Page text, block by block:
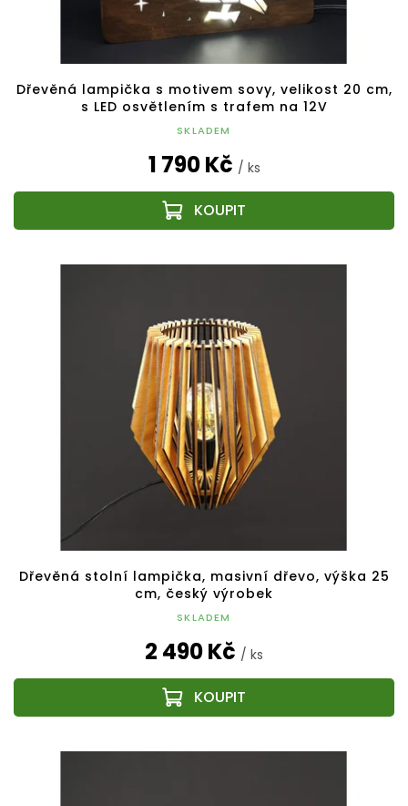
Dřevěná lampička s motivem sovy, velikost 20 cm,
s LED osvětlením s trafem na 12V
SKLADEM
1 790 Kč / ks
Dřevěná stolní lampička, masivní dřevo, výška 25
cm, český výrobek
SKLADEM
2 490 Kč / ks